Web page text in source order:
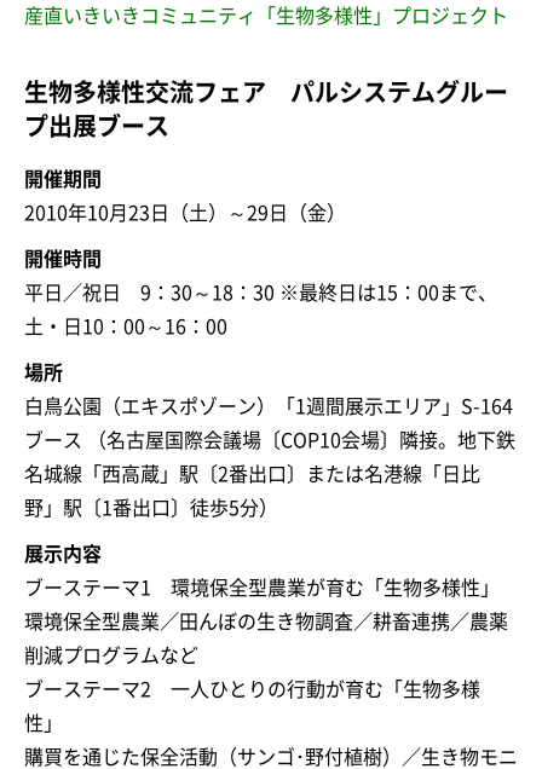
産直いきいきコミュニティ「生物多様性」プロジェクト
生物多様性交流フェア パルシステムグルー
プ出展ブース
開催期間
2010年10月23日（土）～29日（金）
開催時間
平日／祝日 9：30～18：30 ※最終日は15：00まで、
土・日10：00～16：00
場所
白鳥公園（エキスポゾーン）「1週間展示エリア」S-164
ブース （名古屋国際会議場〔COP10会場〕隣接。地下鉄
名城線「西高蔵」駅〔2番出口〕または名港線「日比
野」駅〔1番出口〕徒歩5分）
展示内容
ブーステーマ1 環境保全型農業が育む「生物多様性」
環境保全型農業／田んぼの生き物調査／耕畜連携／農薬
削減プログラムなど
ブーステーマ2 一人ひとりの行動が育む「生物多様
性」
購買を通じた保全活動（サンゴ･野付植樹）／生き物モニ